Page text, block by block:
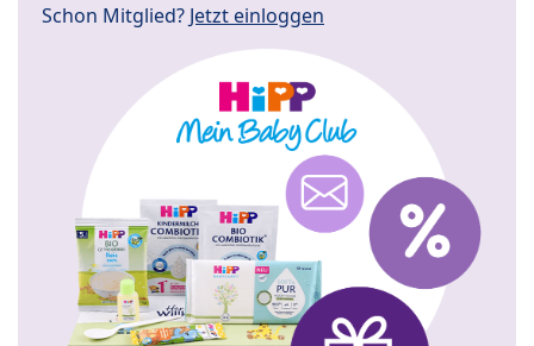
Schon Mitglied? Jetzt einloggen